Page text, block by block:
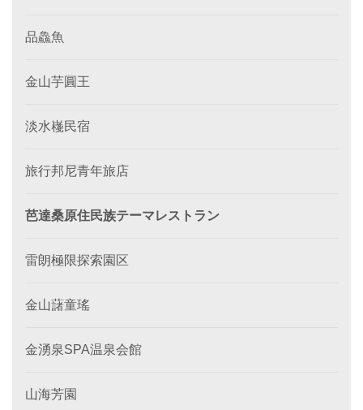
品鱻魚
金山芋圓王
淡水嶘民宿
旅行邦尼青年旅店
芭達桑原住民族テーマレストラン
雷朗極限探索園区
金山藷童瑤
金湧泉SPA温泉会館
山海芳園